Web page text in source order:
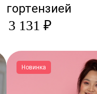
гортензией
3 131 ₽
Новинка